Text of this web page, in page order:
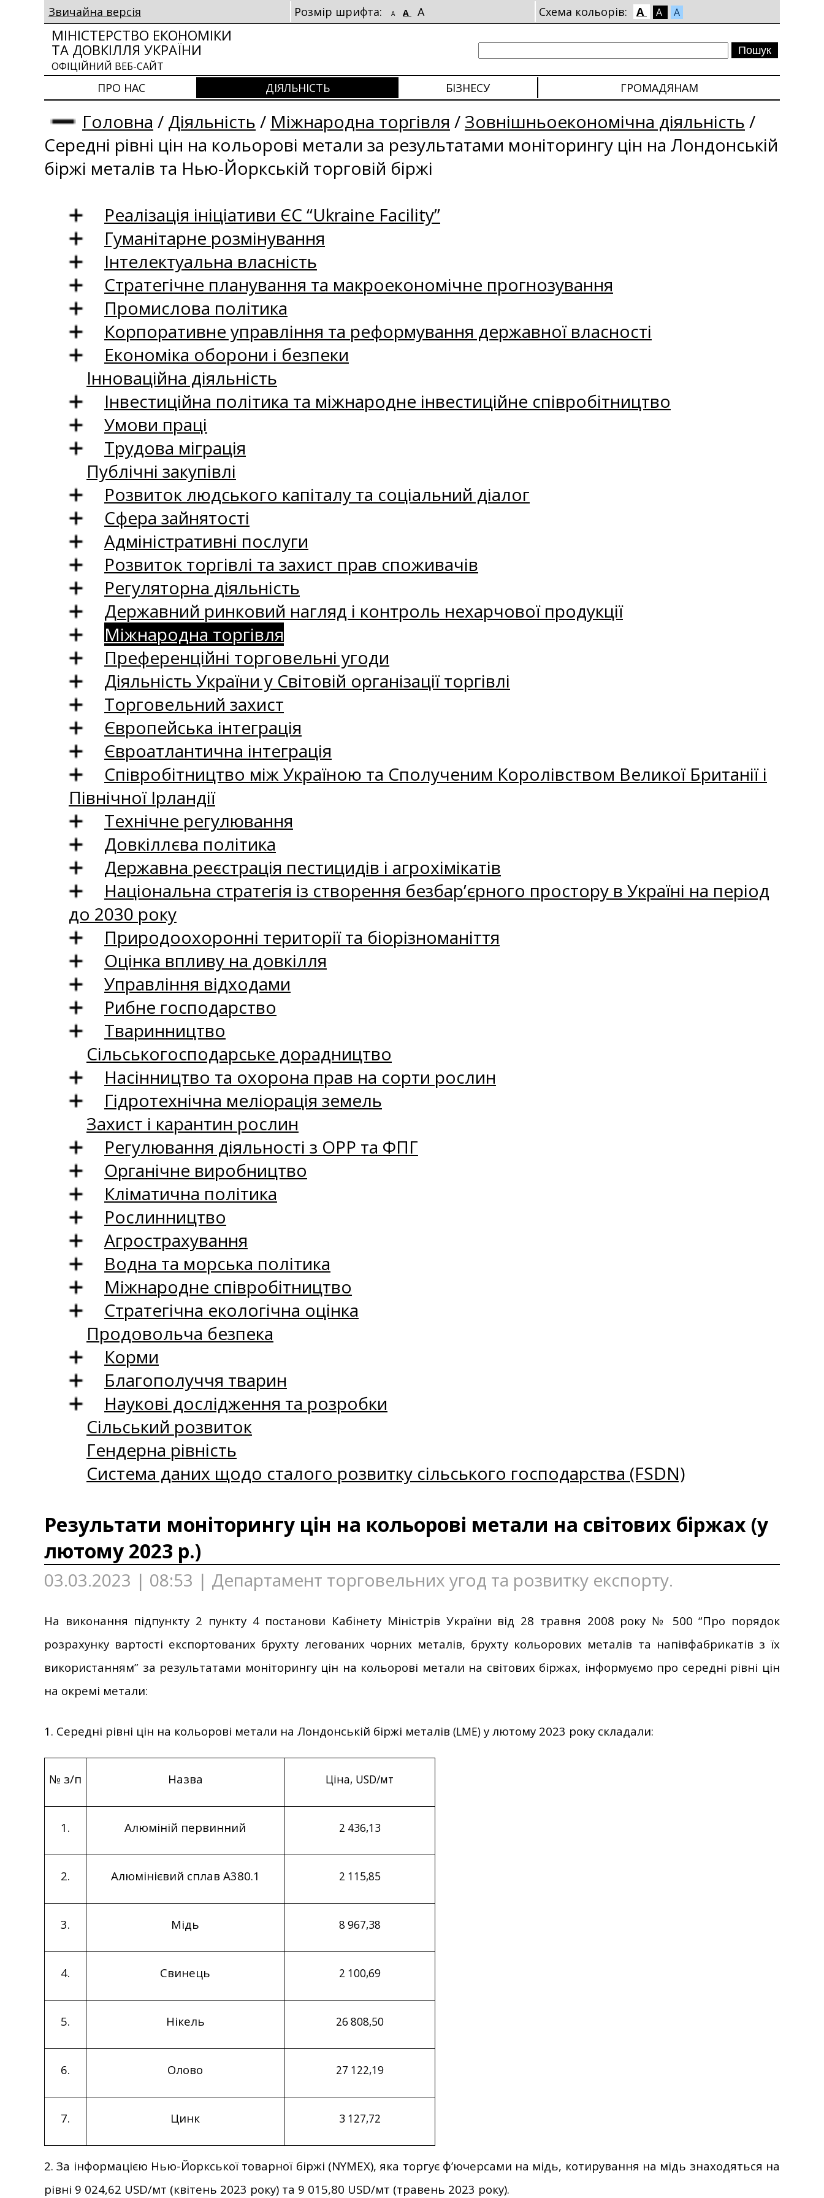
Звичайна версія Розмір шрифта: A A A Схема кольорів: A A A
МІНІСТЕРСТВО ЕКОНОМІКИ
ТА ДОВКІЛЛЯ УКРАЇНИ
ОФІЦІЙНИЙ ВЕБ-САЙТ
ПРО НАС ДІЯЛЬНІСТЬ БІЗНЕСУ ГРОМАДЯНАМ
Головна / Діяльність / Міжнародна торгівля / Зовнішньоекономічна діяльність /
Середні рівні цін на кольорові метали за результатами моніторингу цін на Лондонській
біржі металів та Нью-Йоркській торговій біржі
Реалізація ініціативи ЄС “Ukraine Facility”
Гуманітарне розмінування
Інтелектуальна власність
Стратегічне планування та макроекономічне прогнозування
Промислова політика
Корпоративне управління та реформування державної власності
Економіка оборони і безпеки
Інноваційна діяльність
Інвестиційна політика та міжнародне інвестиційне співробітництво
Умови праці
Трудова міграція
Публічні закупівлі
Розвиток людського капіталу та соціальний діалог
Сфера зайнятості
Адміністративні послуги
Розвиток торгівлі та захист прав споживачів
Регуляторна діяльність
Державний ринковий нагляд і контроль нехарчової продукції
Міжнародна торгівля
Преференційні торговельні угоди
Діяльність України у Світовій організації торгівлі
Торговельний захист
Європейська інтеграція
Євроатлантична інтеграція
Співробітництво між Україною та Сполученим Королівством Великої Британії і
Північної Ірландії
Технічне регулювання
Довкіллєва політика
Державна реєстрація пестицидів і агрохімікатів
Національна стратегія із створення безбар’єрного простору в Україні на період
до 2030 року
Природоохоронні території та біорізноманіття
Оцінка впливу на довкілля
Управління відходами
Рибне господарство
Тваринництво
Сільськогосподарське дорадництво
Насінництво та охорона прав на сорти рослин
Гідротехнічна меліорація земель
Захист і карантин рослин
Регулювання діяльності з ОРР та ФПГ
Органічне виробництво
Кліматична політика
Рослинництво
Агрострахування
Водна та морська політика
Міжнародне співробітництво
Стратегічна екологічна оцінка
Продовольча безпека
Корми
Благополуччя тварин
Наукові дослідження та розробки
Сільський розвиток
Гендерна рівність
Система даних щодо сталого розвитку сільського господарства (FSDN)
Результати моніторингу цін на кольорові метали на світових біржах (у
лютому 2023 р.)
03.03.2023 | 08:53 | Департамент торговельних угод та розвитку експорту.
На виконання підпункту 2 пункту 4 постанови Кабінету Міністрів України від 28 травня 2008 року № 500 “Про порядок
розрахунку вартості експортованих брухту легованих чорних металів, брухту кольорових металів та напівфабрикатів з їх
використанням” за результатами моніторингу цін на кольорові метали на світових біржах, інформуємо про середні рівні цін
на окремі метали:
1. Середні рівні цін на кольорові метали на Лондонській біржі металів (LME) у лютому 2023 року складали:
№ з/п Назва Ціна, USD/мт
1. Алюміній первинний 2 436,13
2. Алюмінієвий сплав А380.1 2 115,85
3. Мідь 8 967,38
4. Свинець 2 100,69
5. Нікель 26 808,50
6. Олово 27 122,19
7. Цинк 3 127,72
2. За інформацією Нью-Йоркської товарної біржі (NYMEX), яка торгує ф’ючерсами на мідь, котирування на мідь знаходяться на
рівні 9 024,62 USD/мт (квітень 2023 року) та 9 015,80 USD/мт (травень 2023 року).